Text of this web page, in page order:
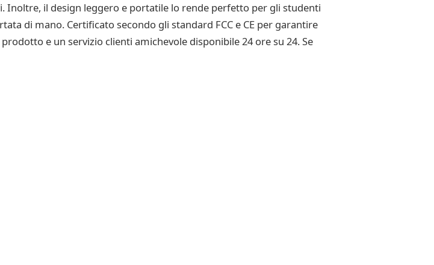
il design leggero e portatile lo rende perfetto per gli studenti
di mano. Certificato secondo gli standard FCC e CE per garantire
e un servizio clienti amichevole disponibile 24 ore su 24. Se